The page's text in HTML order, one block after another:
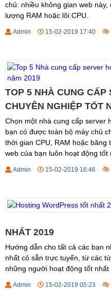
chủ: nhiều không gian web
lượng RAM hoặc lõi CPU.
Admin 15-02-2019 17:40
TOP 5 NHÀ CUNG CẤP
CHUYÊN NGHIỆP TỐT
Chọn một nhà cung cấp server
bạn có được toàn bộ máy chủ
thời gian CPU, RAM hoặc băng
web của bạn luôn hoạt động tốt
Admin 15-02-2019 16:46
NHẤT 2019
Hướng dẫn cho tất cả các bạn
nhất có sẵn trực tuyến, từ các
những người hoạt động tốt nhất
Admin 15-02-2019 05:23